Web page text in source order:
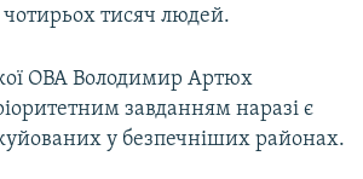
тисяч людей.
ОВА Володимир Артюх
завданням наразі є
у безпечніших районах.